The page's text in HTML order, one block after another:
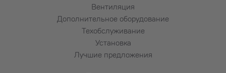
Вентиляция
Дополнительное оборудование
Техобслуживание
Установка
Лучшие предложения